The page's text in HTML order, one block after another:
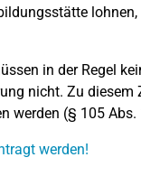
in der Regel
nicht. Zu
werden (§ 105
werden!